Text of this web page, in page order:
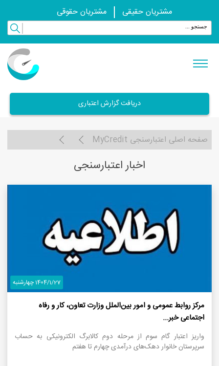
مشتریان حقیقی مشتریان حقوقی
دریافت گزارش اعتباری
صفحه اصلی اعتبارسنجی MyCredit
اخبار اعتبارسنجی
1404/1/27 چهارشنبه
مرکز روابط عمومی و امور بین‌الملل وزارت تعاون، کار و رفاه
اجتماعی خبر...
واریز اعتبار گام سوم از مرحله دوم کالابرگ الکترونیکی به حساب
سرپرستان خانوار‌ دهک‌های درآمدی چهارم تا هفتم